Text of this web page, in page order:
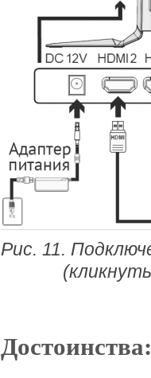
Рис. 11.
(кликнуть